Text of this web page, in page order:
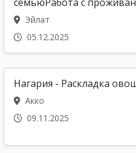
Эйлат
05.12.2025
Нагария - Раскладка
Акко
09.11.2025